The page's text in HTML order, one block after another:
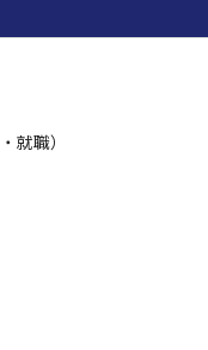
就職）